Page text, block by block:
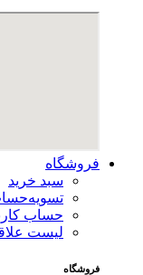
فروشگاه
سبد خرید
حساب
لیست
فروشگاه